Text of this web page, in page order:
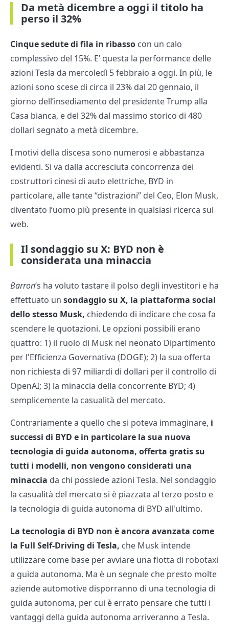
Da metà dicembre a oggi il titolo ha
perso il 32%
Cinque sedute di fila in ribasso con un calo
complessivo del 15%. E’ questa la performance delle
azioni Tesla da mercoledì 5 febbraio a oggi. In più, le
azioni sono scese di circa il 23% dal 20 gennaio, il
giorno dell’insediamento del presidente Trump alla
Casa bianca, e del 32% dal massimo storico di 480
dollari segnato a metà dicembre.
I motivi della discesa sono numerosi e abbastanza
evidenti. Si va dalla accresciuta concorrenza dei
costruttori cinesi di auto elettriche, BYD in
particolare, alle tante “distrazioni” del Ceo, Elon Musk,
diventato l’uomo più presente in qualsiasi ricerca sul
web.
Il sondaggio su X: BYD non è
considerata una minaccia
Barron’s ha voluto tastare il polso degli investitori e ha
effettuato un sondaggio su X, la piattaforma social
dello stesso Musk, chiedendo di indicare che cosa fa
scendere le quotazioni. Le opzioni possibili erano
quattro: 1) il ruolo di Musk nel neonato Dipartimento
per l'Efficienza Governativa (DOGE); 2) la sua offerta
non richiesta di 97 miliardi di dollari per il controllo di
OpenAI; 3) la minaccia della concorrente BYD; 4)
semplicemente la casualità del mercato.
Contrariamente a quello che si poteva immaginare, i
successi di BYD e in particolare la sua nuova
tecnologia di guida autonoma, offerta gratis su
tutti i modelli, non vengono considerati una
minaccia da chi possiede azioni Tesla. Nel sondaggio
la casualità del mercato si è piazzata al terzo posto e
la tecnologia di guida autonoma di BYD all'ultimo.
La tecnologia di BYD non è ancora avanzata come
la Full Self-Driving di Tesla, che Musk intende
utilizzare come base per avviare una flotta di robotaxi
a guida autonoma. Ma è un segnale che presto molte
aziende automotive disporranno di una tecnologia di
guida autonoma, per cui è errato pensare che tutti i
vantaggi della guida autonoma arriveranno a Tesla.